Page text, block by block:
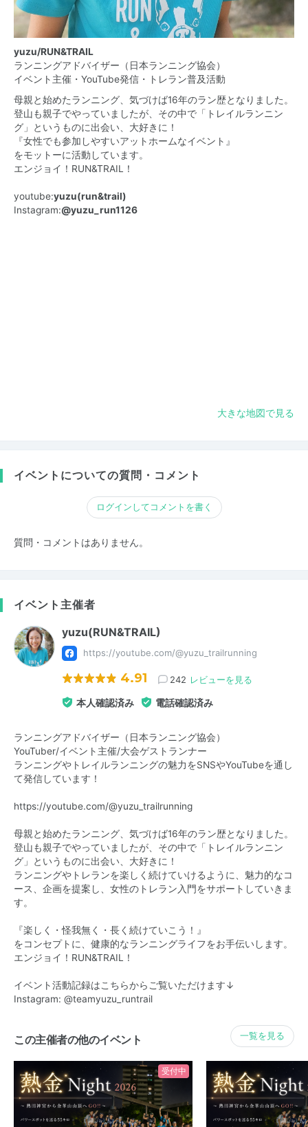
yuzu/RUN&TRAIL
ランニングアドバイザー（日本ランニング協会）
イベント主催・YouTube発信・トレラン普及活動
母親と始めたランニング、気づけば16年のラン歴となりました。
登山も親子でやっていましたが、その中で「トレイルランニン
グ」というものに出会い、大好きに！
『女性でも参加しやすいアットホームなイベント』
をモットーに活動しています。
エンジョイ！RUN&TRAIL！
youtube:yuzu(run&trail)
Instagram:@yuzu_run1126
大きな地図で見る
イベントについての質問・コメント
ログインしてコメントを書く
質問・コメントはありません。
イベント主催者
yuzu(RUN&TRAIL)
https://youtube.com/@yuzu_trailrunning
4.91 242 レビューを見る
本人確認済み 電話確認済み
ランニングアドバイザー（日本ランニング協会）
YouTuber/イベント主催/大会ゲストランナー
ランニングやトレイルランニングの魅力をSNSやYouTubeを通し
て発信しています！
https://youtube.com/@yuzu_trailrunning
母親と始めたランニング、気づけば16年のラン歴となりました。
登山も親子でやっていましたが、その中で「トレイルランニン
グ」というものに出会い、大好きに！
ランニングやトレランを楽しく続けていけるように、魅力的なコ
ース、企画を提案し、女性のトレラン入門をサポートしていきま
す。
『楽しく・怪我無く・長く続けていこう！』
をコンセプトに、健康的なランニングライフをお手伝いします。
エンジョイ！RUN&TRAIL！
イベント活動記録はこちらからご覧いただけます↓
Instagram: @teamyuzu_runtrail
この主催者の他のイベント 一覧を見る
受付中